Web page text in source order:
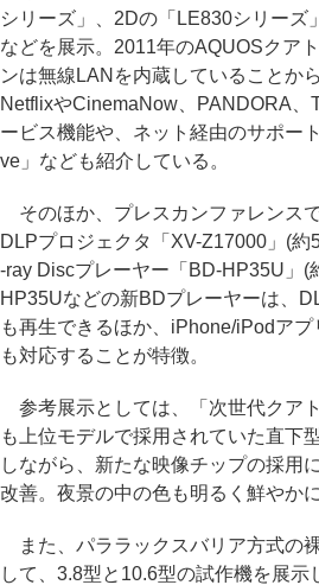
シリーズ」、2Dの「LE830シリーズ」
などを展示。2011年のAQUOSクア
ンは無線LANを内蔵していることから
NetflixやCinemaNow、PANDORA、
ービス機能や、ネット経由のサポー
ve」なども紹介している。
そのほか、プレスカンファレンス
DLPプロジェクタ「XV-Z17000」(
-ray Discプレーヤー「BD-HP35U」(
HP35Uなどの新BDプレーヤーは、
も再生できるほか、iPhone/iPodア
も対応することが特徴。
参考展示としては、「次世代クア
も上位モデルで採用されていた直下
しながら、新たな映像チップの採用
改善。夜景の中の色も明るく鮮やか
また、パララックスバリア方式の
して、3.8型と10.6型の試作機を展示